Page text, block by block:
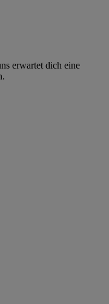
erwartet dich eine